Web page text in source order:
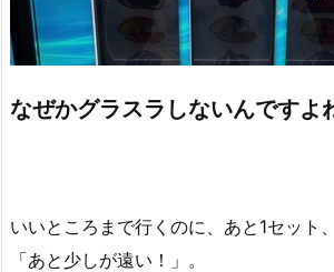
なぜかグラスラしないんですよ
いいところまで行くのに、あと1セット
「あと少しが遠い！」。